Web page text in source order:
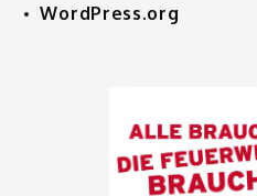
WordPress.org